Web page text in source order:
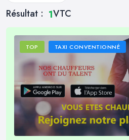
Résultat : 1VTC
TOP TAXI CONVENTIONNÉ